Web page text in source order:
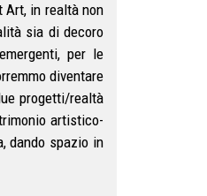
Art, in realtà non
sia di decoro
per le
diventare
progetti/realtà
artistico-
dando spazio in